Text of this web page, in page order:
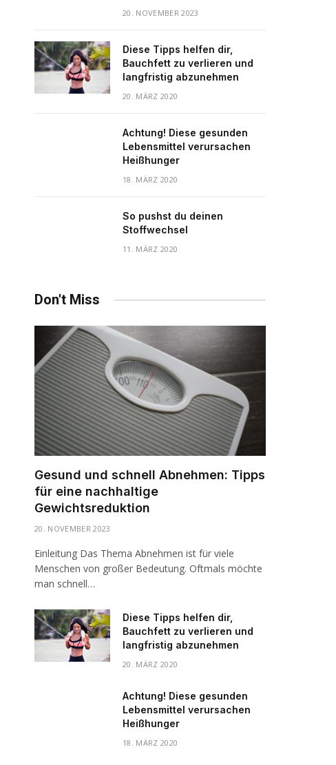
20. NOVEMBER 2023
Diese Tipps helfen dir,
Bauchfett zu verlieren und
langfristig abzunehmen
20. MÄRZ 2020
Achtung! Diese gesunden
Lebensmittel verursachen
Heißhunger
18. MÄRZ 2020
So pushst du deinen
Stoffwechsel
11. MÄRZ 2020
Don't Miss
Gesund und schnell Abnehmen: Tipps
für eine nachhaltige
Gewichtsreduktion
20. NOVEMBER 2023
Einleitung Das Thema Abnehmen ist für viele
Menschen von großer Bedeutung. Oftmals möchte
man schnell…
Diese Tipps helfen dir,
Bauchfett zu verlieren und
langfristig abzunehmen
20. MÄRZ 2020
Achtung! Diese gesunden
Lebensmittel verursachen
Heißhunger
18. MÄRZ 2020